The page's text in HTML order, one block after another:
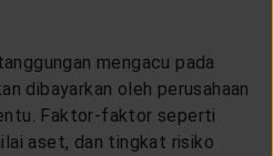
mengacu pada
dibayarkan oleh perusahaan
Faktor-faktor seperti
aset, dan tingkat risiko